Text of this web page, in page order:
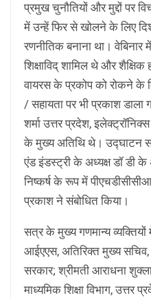
प्रमुख चुनौतियों और मुद्दों पर
में उन्हें फिर से खोलने के लिए
रणनीतिक बनाना था। वेबिनार
शिक्षाविद् शामिल थे और
वायरस के प्रकोप को रोकने के
/ सहायता पर भी प्रकाश
शर्मा उत्तर प्रदेश,
के मुख्य अतिथि थे। उद्घाटन
एंड इंडस्ट्री के अध्यक्ष डॉ डी के
निष्कर्ष के रूप में
प्रकाश ने संबोधित किया।
सत्र के मुख्य गणमान्य व्यक्तियों
आईएएस, अतिरिक्त मुख्य सचिव,
सरकार; श्रीमती आराधना
माध्यमिक शिक्षा विभाग, उत्तर